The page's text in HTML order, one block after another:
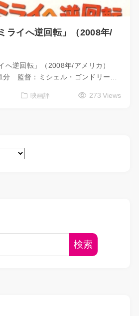
ライへ逆回転」（2008年/
へ逆回転」（2008年/アメリカ）
分 監督：ミシェル・ゴンドリー…
映画評 273 Views
検索